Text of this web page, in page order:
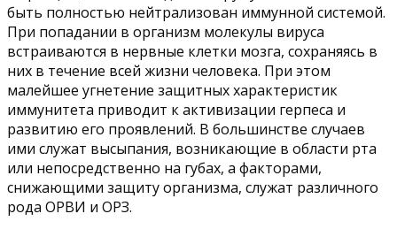
быть полностью нейтрализован иммунной системой.
При попадании в организм молекулы вируса
встраиваются в нервные клетки мозга, сохраняясь в
них в течение всей жизни человека. При этом
малейшее угнетение защитных характеристик
иммунитета приводит к активизации герпеса и
развитию его проявлений. В большинстве случаев
ими служат высыпания, возникающие в области рта
или непосредственно на губах, а факторами,
снижающими защиту организма, служат различного
рода ОРВИ и ОРЗ.